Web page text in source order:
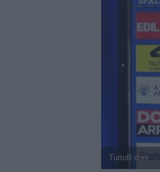
TuttoB.com